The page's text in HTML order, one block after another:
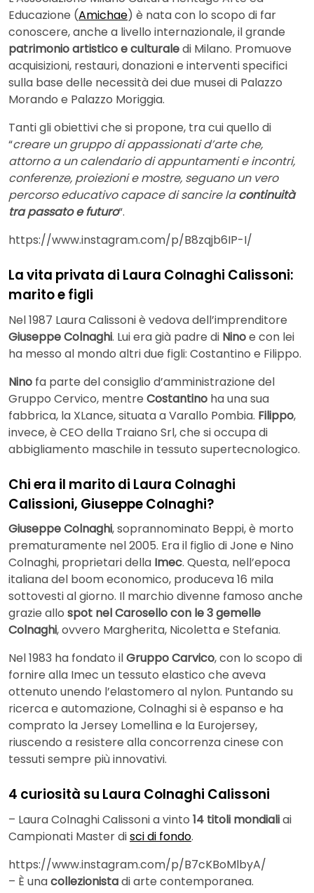
Educazione (Amichae) è nata con lo scopo di far
conoscere, anche a livello internazionale, il grande
patrimonio artistico e culturaledi Milano. Promuove
acquisizioni, restauri, donazioni e interventi specifici
sulla base delle necessità dei due musei di Palazzo
Morando e Palazzo Moriggia.
Tanti gli obiettivi che si propone, tra cui quello di
“creare un gruppo di appassionati d’arte che,
attorno a un calendario di appuntamenti e incontri,
conferenze, proiezioni e mostre, seguano un vero
percorso educativo capace di sancire lacontinuità
tra passato e futuro“.
https://www.instagram.com/p/B8zqjb6IP-I/
La vita privata di Laura Colnaghi Calissoni:
marito e figli
Nel 1987 Laura Calissoni è vedova dell’imprenditore
Giuseppe Colnaghi. Lui era già padre di Ninoe con lei
ha messo al mondo altri due figli: Costantino e Filippo.
Nino fa parte del consiglio d’amministrazione del
Gruppo Cervico, mentre Costantino ha una sua
fabbrica, la XLance, situata a Varallo Pombia. Filippo,
invece, è CEO della Traiano Srl, che si occupa di
abbigliamento maschile in tessuto supertecnologico.
Chi era il marito di Laura Colnaghi
Calissioni, Giuseppe Colnaghi?
Giuseppe Colnaghi, soprannominato Beppi, è morto
prematuramente nel 2005. Era il figlio di Jone e Nino
Colnaghi, proprietari della Imec. Questa, nell’epoca
italiana del boom economico, produceva 16 mila
sottovesti al giorno. Il marchio divenne famoso anche
grazie allo spot nel Carosello con le 3 gemelle
Colnaghi, ovvero Margherita, Nicoletta e Stefania.
Nel 1983 ha fondato ilGruppo Carvico, con lo scopo di
fornire alla Imec un tessuto elastico che aveva
ottenuto unendo l’elastomero al nylon. Puntando su
ricerca e automazione, Colnaghi si è espanso e ha
comprato la Jersey Lomellina e la Eurojersey,
riuscendo a resistere alla concorrenza cinese con
tessuti sempre più innovativi.
4 curiosità su Laura Colnaghi Calissoni
– Laura Colnaghi Calissoni a vinto 14 titoli mondialiai
Campionati Master disci di fondo.
https://www.instagram.com/p/B7cKBoMlbyA/
– È unacollezionistadi arte contemporanea.